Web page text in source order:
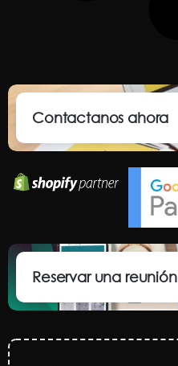
Contactanos ahora
Reservar una reunión